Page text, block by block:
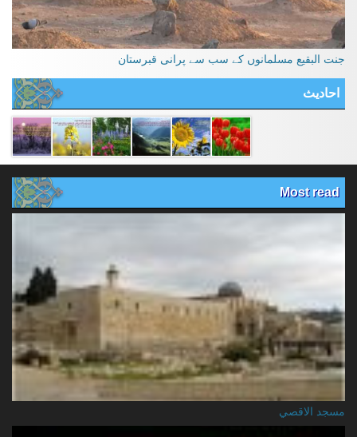
جنت البقیع مسلمانوں کے سب سے پرانی قبرستان
احادیث
Most read
مسجد الاقصي